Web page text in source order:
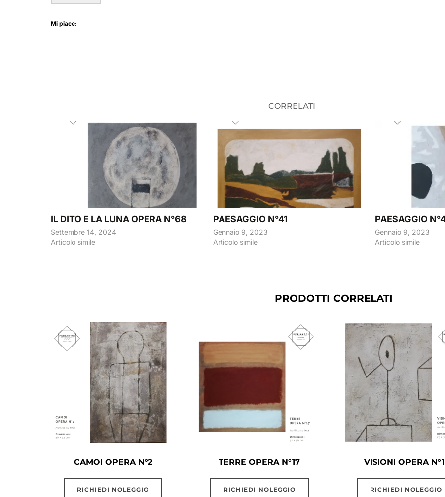
Mi piace:
CORRELATI
IL DITO E LA LUNA OPERA N°68
Settembre 14, 2024
Articolo simile
PAESAGGIO N°41
Gennaio 9, 2023
Articolo simile
PAESAGGIO
Gennaio 9, 2023
Articolo simile
PRODOTTI CORRELATI
CAMOI OPERA N°2
RICHIEDI NOLEGGIO
TERRE OPERA N°17
RICHIEDI NOLEGGIO
VISIONI OPERA
RICHIEDI NOLEGGIO